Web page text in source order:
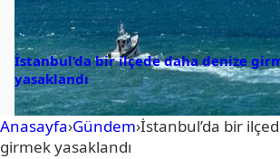
İstanbul’da bir ilçede daha denize
yasaklandı
Anasayfa›Gündem›İstanbul’da bir
girmek yasaklandı